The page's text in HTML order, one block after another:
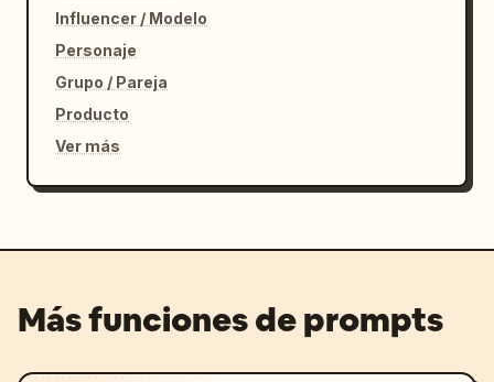
Influencer / Modelo
Personaje
Grupo / Pareja
Producto
Ver más
Más funciones de prompts